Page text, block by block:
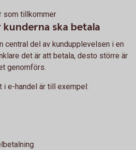
som tillkommer
ska betala
central del av kundupplevelsen i en
det är att betala, desto större är
genomförs.
i e-handel är till exempel: